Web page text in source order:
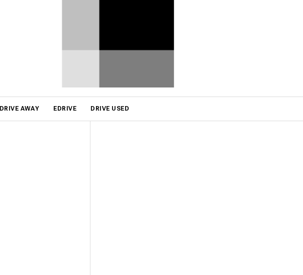
DRIVE AWAY EDRIVE DRIVE USED